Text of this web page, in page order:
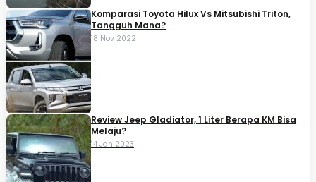
Komparasi Toyota Hilux Vs Mitsubishi Triton,
Tangguh Mana?
18 Nov 2022
Review Jeep Gladiator, 1 Liter Berapa KM Bisa
Melaju?
14 Jan 2023